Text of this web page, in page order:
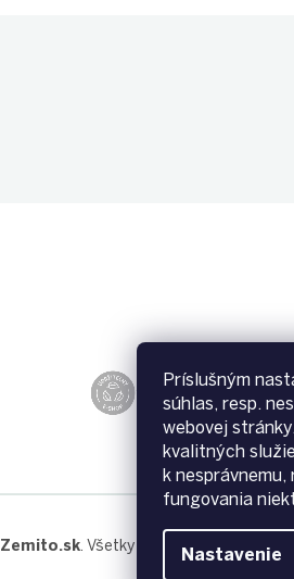
Príslušným
súhlas, resp.
webovej
kvalitných
k
fungovania
Nastavenie
Zemito.sk. Všetky práva vyhradené.